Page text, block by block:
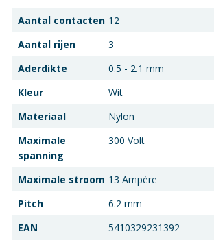
Aantal contacten 12
Aantal rijen
3
Aderdikte
0.5 - 2.1 mm
Kleur
Wit
Materiaal
Nylon
Maximale
spanning
300 Volt
Maximale stroom 13 Ampère
Pitch
6.2 mm
EAN
5410329231392